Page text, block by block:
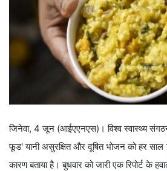
जिनेवा, 4 जून (आईएएनएस)। विश्व स्वास्थ्य
फूड' यानी असुरक्षित और दूषित भोजन को हर साल
कारण बताया है। बुधवार को जारी एक रिपोर्ट के